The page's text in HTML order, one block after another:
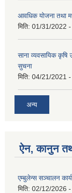
आवधिक योजना तथा
मिति: 01/31/2022
साना व्यवसायिक कृषि
सुचना
मिति: 04/21/2021
अन्य
ऐन, कानुन
एम्बुलेन्स सञ्चालन
मिति: 02/12/2026